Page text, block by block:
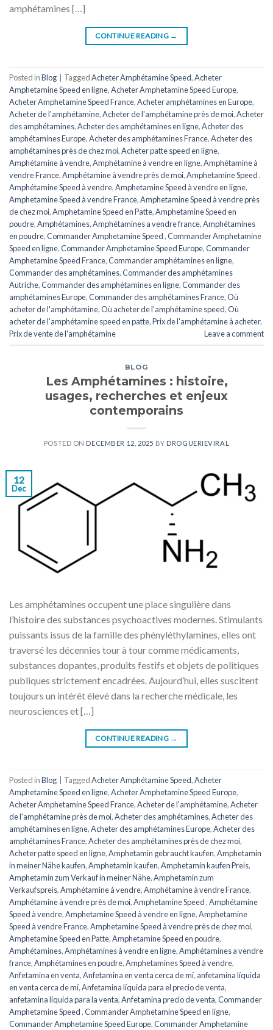
amphétamines […]
CONTINUE READING →
Posted inBlog TaggedAcheter Amphétamine Speed,Acheter
Amphetamine Speed ​​​​en ligne,Acheter Amphetamine Speed ​​​​Europe,
Acheter Amphetamine Speed ​​​​France,Acheter amphétamines en Europe,
Acheter de l'amphétamine,Acheter de l'amphétamine près de moi,Acheter
des amphétamines,Acheter des amphétamines en ligne,Acheter des
amphétamines Europe,Acheter des amphétamines France,Acheter des
amphétamines près de chez moi,Acheter patte speed en ligne,
Amphétamine à vendre,Amphétamine à vendre en ligne,Amphétamine à
vendre France,Amphétamine à vendre près de moi,Amphetamine Speed ​​​​,
Amphétamine Speed ​​​​à vendre,Amphetamine Speed ​​​​à vendre en ligne,
Amphetamine Speed ​​​​à vendre France,Amphetamine Speed à vendre près
de chez moi,Amphetamine Speed en ​​​​Patte,Amphetamine Speed en
poudre,Amphétamines,Amphétamines a vendre france,Amphétamines
en poudre,Commander Amphetamine Speed ​​​​,Commander Amphetamine
Speed ​​​​en ligne,Commander Amphetamine Speed ​​​Europe,Commander
Amphetamine Speed ​​France,Commander amphétamines en ligne,
Commander des amphétamines,Commander des amphétamines
Autriche,Commander des amphétamines en ligne,Commander des
amphétamines Europe,Commander des amphétamines France,Où
acheter de l'amphétamine,Où acheter de l'amphétamine speed,Où
acheter de l'amphétamine speed en patte,Prix de l'amphétamine à acheter,
Prix de vente de l'amphétamine
Leave a comment
BLOG
Les Amphétamines : histoire,
usages, recherches et enjeux
contemporains
POSTED ON DECEMBER 12, 2025 BY DROGUERIEVIRAL
12
Dec
Les amphétamines occupent une place singulière dans
l’histoire des substances psychoactives modernes. Stimulants
puissants issus de la famille des phényléthylamines, elles ont
traversé les décennies tour à tour comme médicaments,
substances dopantes, produits festifs et objets de politiques
publiques strictement encadrées. Aujourd’hui, elles suscitent
toujours un intérêt élevé dans la recherche médicale, les
neurosciences et […]
CONTINUE READING →
Posted inBlog TaggedAcheter Amphétamine Speed,Acheter
Amphetamine Speed ​​​​en ligne,Acheter Amphetamine Speed ​​​​Europe,
Acheter Amphetamine Speed ​​​​France,Acheter de l'amphétamine,Acheter
de l'amphétamine près de moi,Acheter des amphétamines,Acheter des
amphétamines en ligne,Acheter des amphétamines Europe,Acheter des
amphétamines France,Acheter des amphétamines près de chez moi,
Acheter patte speed en ligne,Amphetamin gebraucht kaufen,Amphetamin
in meiner Nähe kaufen,Amphetamin kaufen,Amphetamin kaufen Preis,
Amphetamin zum Verkauf in meiner Nähe,Amphetamin zum
Verkaufspreis,Amphétamine à vendre,Amphétamine à vendre France,
Amphétamine à vendre près de moi,Amphetamine Speed ​​​​,Amphétamine
Speed ​​​​à vendre,Amphetamine Speed ​​​​à vendre en ligne,Amphetamine
Speed ​​​​à vendre France,Amphetamine Speed à vendre près de chez moi,
Amphetamine Speed en ​​​​Patte,Amphetamine Speed en poudre,
Amphétamines,Amphétamines à vendre en ligne,Amphétamines a vendre
france,Amphétamines en poudre,Amphetamines Speed ​​​​à vendre,
Anfetamina en venta,Anfetamina en venta cerca de mí, anfetamina líquida
en venta cerca de mí,Anfetamina líquida para el precio de venta,
anfetamina líquida para la venta,Anfetamina precio de venta,Commander
Amphetamine Speed ​​​​,Commander Amphetamine Speed ​​​​en ligne,
Commander Amphetamine Speed ​​​Europe,Commander Amphetamine